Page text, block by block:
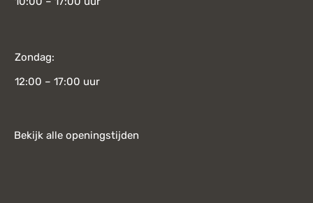
Zondag:
12:00 – 17:00 uur
Bekijk alle openingstijden